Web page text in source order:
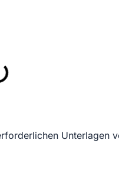
Unterlagen